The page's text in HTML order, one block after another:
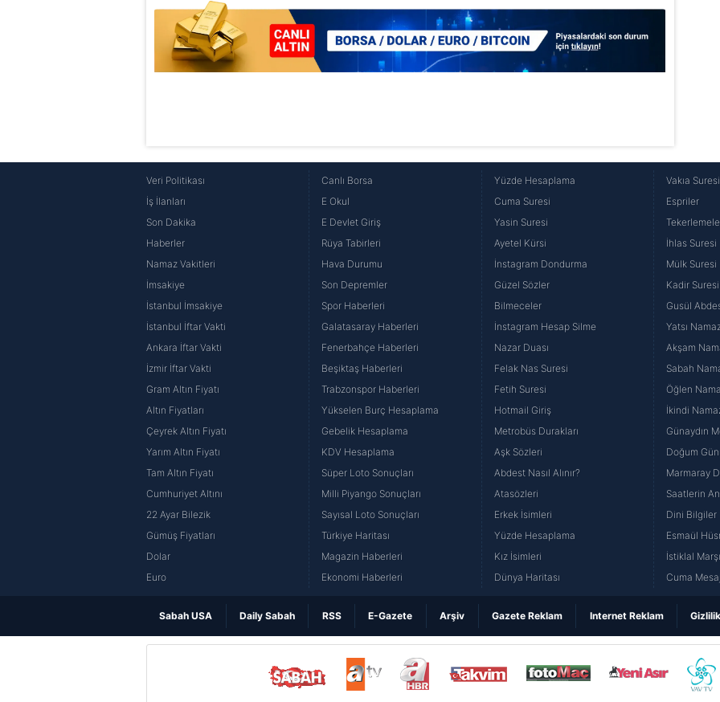
Veri Politikası
İş İlanları
Son Dakika
Haberler
Namaz Vakitleri
İmsakiye
İstanbul İmsakiye
İstanbul İftar Vakti
Ankara İftar Vakti
İzmir İftar Vakti
Gram Altın Fiyatı
Altın Fiyatları
Çeyrek Altın Fiyatı
Yarım Altın Fiyatı
Tam Altın Fiyatı
Cumhuriyet Altını
22 Ayar Bilezik
Gümüş Fiyatları
Dolar
Euro
Canlı Borsa
E Okul
E Devlet Giriş
Rüya Tabirleri
Hava Durumu
Son Depremler
Spor Haberleri
Galatasaray Haberleri
Fenerbahçe Haberleri
Beşiktaş Haberleri
Trabzonspor Haberleri
Yükselen Burç Hesaplama
Gebelik Hesaplama
KDV Hesaplama
Süper Loto Sonuçları
Milli Piyango Sonuçları
Sayısal Loto Sonuçları
Türkiye Haritası
Magazin Haberleri
Ekonomi Haberleri
Yüzde Hesaplama
Cuma Suresi
Yasin Suresi
Ayetel Kürsi
İnstagram Dondurma
Güzel Sözler
Bilmeceler
İnstagram Hesap Silme
Nazar Duası
Felak Nas Suresi
Fetih Suresi
Hotmail Giriş
Metrobüs Durakları
Aşk Sözleri
Abdest Nasıl Alınır?
Atasözleri
Erkek İsimleri
Yüzde Hesaplama
Kız İsimleri
Dünya Haritası
Vakıa Suresi
Espriler
İhlas Suresi
Mülk Suresi
Kadir Suresi
Gusül
Yatsı
Akşam
Sabah
Öğlen
İkindi
Günaydın
Doğum
Marmaray
Saatlerin
Dini Bilgiler
Esmaül
İstiklal Marşı
Cuma
Sabah USA Daily Sabah RSS E-Gazete Arşiv Gazete Reklam Internet Reklam